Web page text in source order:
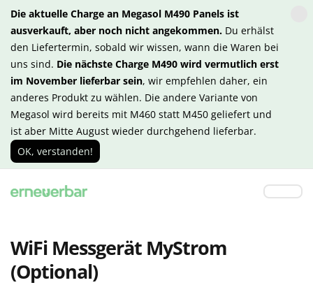
Die aktuelle Charge an Megasol M490 Panels ist
ausverkauft, aber noch nicht angekommen. Du erhälst
den Liefertermin, sobald wir wissen, wann die Waren bei
uns sind. Die nächste Charge M490 wird vermutlich erst
im November lieferbar sein, wir empfehlen daher, ein
anderes Produkt zu wählen. Die andere Variante von
Megasol wird bereits mit M460 statt M450 geliefert und
ist aber Mitte August wieder durchgehend lieferbar.
OK, verstanden!
WiFi Messgerät MyStrom
(Optional)